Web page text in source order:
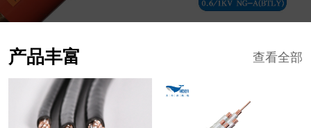
查看全部
产品丰富